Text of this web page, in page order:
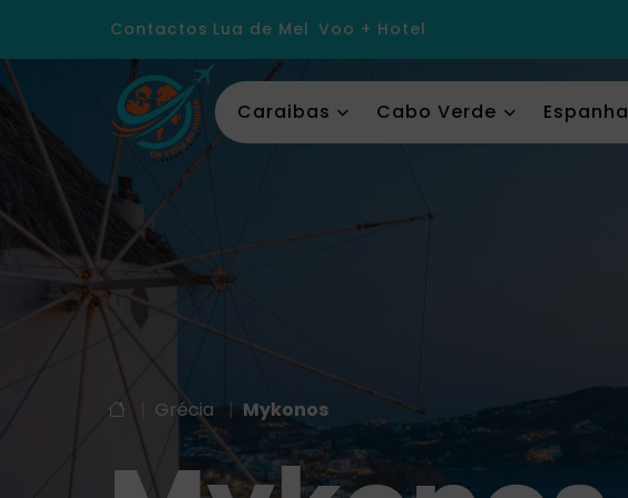
Contactos Lua de Mel Voo + Hotel
Caraibas Cabo Verde Espanha
Grécia | Mykonos